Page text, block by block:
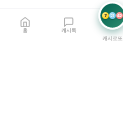
홈 캐시톡
7 21 42
캐시로또